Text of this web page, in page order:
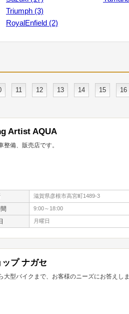
Triumph (3)
RoyalEnfield (2)
11 12 13 14 15 16
Artist AQUA
整備、販売店です。
滋賀県彦根市高宮町1489-3
9:00～18:00
月曜日
プ ナガセ
大型バイクまで、お客様のニーズにお答えしま